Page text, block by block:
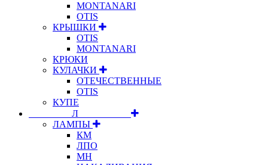
MONTANARI
OTIS
КРЫШКИ
OTIS
MONTANARI
КРЮКИ
КУЛАЧКИ
ОТЕЧЕСТВЕННЫЕ
OTIS
КУПЕ
⠀⠀⠀⠀⠀⠀Л⠀⠀⠀⠀⠀⠀⠀
ЛАМПЫ
КМ
ЛПО
МН